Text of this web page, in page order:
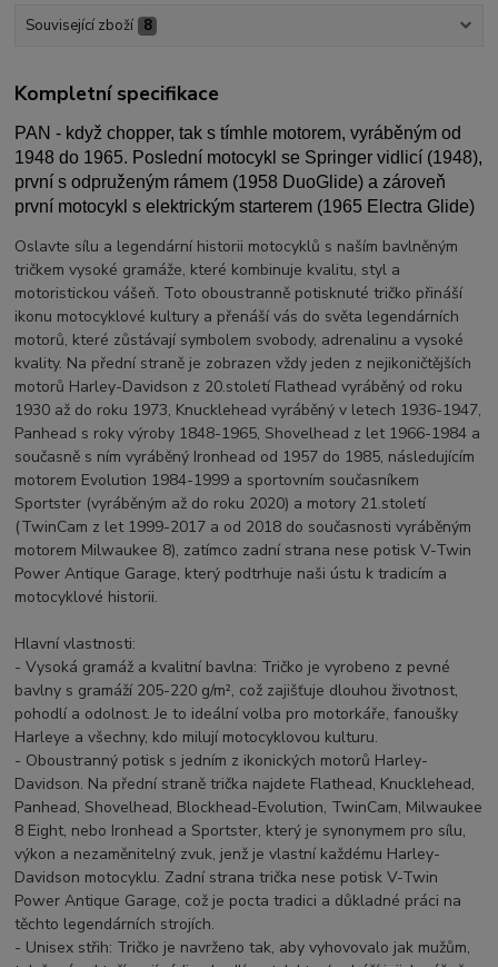
Související zboží 8
Kompletní specifikace
PAN - když chopper, tak s tímhle motorem, vyráběným od
1948 do 1965. Poslední motocykl se Springer vidlicí (1948),
první s odpruženým rámem (1958 DuoGlide) a zároveň
první motocykl s elektrickým starterem (1965 Electra Glide)
Oslavte sílu a legendární historii motocyklů s naším bavlněným
tričkem vysoké gramáže, které kombinuje kvalitu, styl a
motoristickou vášeň. Toto oboustranně potisknuté tričko přináší
ikonu motocyklové kultury a přenáší vás do světa legendárních
motorů, které zůstávají symbolem svobody, adrenalinu a vysoké
kvality. Na přední straně je zobrazen vždy jeden z nejikoničtějších
motorů Harley-Davidson z 20.století Flathead vyráběný od roku
1930 až do roku 1973, Knucklehead vyráběný v letech 1936-1947,
Panhead s roky výroby 1848-1965, Shovelhead z let 1966-1984 a
současně s ním vyráběný Ironhead od 1957 do 1985, následujícím
motorem Evolution 1984-1999 a sportovním současníkem
Sportster (vyráběným až do roku 2020) a motory 21.století
(TwinCam z let 1999-2017 a od 2018 do současnosti vyráběným
motorem Milwaukee 8), zatímco zadní strana nese potisk V-Twin
Power Antique Garage, který podtrhuje naši ústu k tradicím a
motocyklové historii.
Hlavní vlastnosti:
- Vysoká gramáž a kvalitní bavlna: Tričko je vyrobeno z pevné
bavlny s gramáží 205-220 g/m², což zajišťuje dlouhou životnost,
pohodlí a odolnost. Je to ideální volba pro motorkáře, fanoušky
Harleye a všechny, kdo milují motocyklovou kulturu.
- Oboustranný potisk s jedním z ikonických motorů Harley-
Davidson. Na přední straně trička najdete Flathead, Knucklehead,
Panhead, Shovelhead, Blockhead-Evolution, TwinCam, Milwaukee
8 Eight, nebo Ironhead a Sportster, který je synonymem pro sílu,
výkon a nezaměnitelný zvuk, jenž je vlastní každému Harley-
Davidson motocyklu. Zadní strana trička nese potisk V-Twin
Power Antique Garage, což je pocta tradici a důkladné práci na
těchto legendárních strojích.
- Unisex střih: Tričko je navrženo tak, aby vyhovovalo jak mužům,